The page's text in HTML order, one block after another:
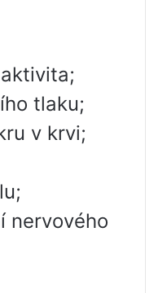
tlaku;
v krvi;
nervového